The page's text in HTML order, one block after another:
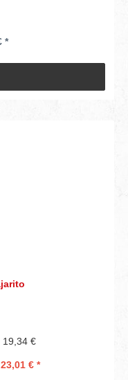
*
19,34 €
€ *